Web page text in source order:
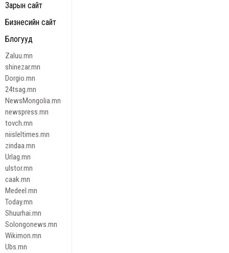
Зарын сайт
Бизнесийн сайт
Блогууд
Zaluu.mn
shinezar.mn
Dorgio.mn
24tsag.mn
NewsMongolia.mn
newspress.mn
tovch.mn
niisleltimes.mn
zindaa.mn
Urlag.mn
ulstor.mn
caak.mn
Medeel.mn
Today.mn
Shuurhai.mn
Solongonews.mn
Wikimon.mn
Ubs.mn